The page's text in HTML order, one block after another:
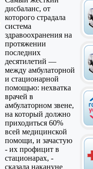
дисбаланс, от
которого страдала
система
здравоохранения на
протяжении
последних
десятилетий —
между амбулаторной
и стационарной
помощью: нехватка
врачей в
амбулаторном звене,
на который должно
приходиться 60%
всей медицинской
помощи, и зачастую
- их профицит в
стационарах, -
сказала накануне